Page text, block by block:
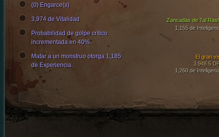
Zancadas de Tal
1,155 de
El gran
3,948.5
1,260 de
(0) Engarce(s)
3,974 de Vitalidad
Probabilidad de golpe crítico
incrementada en 40%.
Matar a un monstruo otorga 1,185
de Experiencia.